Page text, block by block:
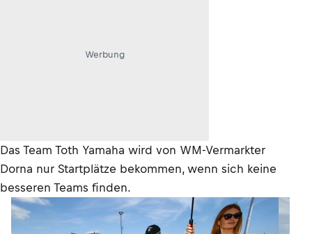
Werbung
Das Team Toth Yamaha wird von WM-Vermarkter
Dorna nur Startplätze bekommen, wenn sich keine
besseren Teams finden.